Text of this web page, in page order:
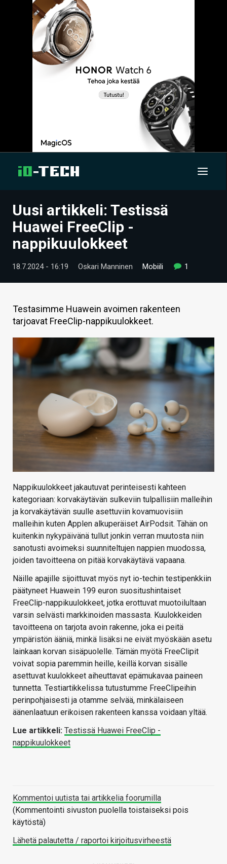
UUTISET
ARTIKKELIT
VIDEOT
TECHBBS
TIETOA
HINTA.FI
VAIHDA TEEMA
HAKU
Uusi artikkeli: Testissä
Huawei FreeClip -
nappikuulokkeet
18.7.2024 - 16:19 Oskari Manninen Mobiili 1
Testasimme Huawein avoimen rakenteen
tarjoavat FreeClip-nappikuulokkeet.
Nappikuulokkeet jakautuvat perinteisesti kahteen
kategoriaan: korvakäytävän sulkeviin tulpallisiin malleihin
ja korvakäytävän suulle asettuviin kovamuovisiin
malleihin kuten Applen alkuperäiset AirPodsit. Tähän on
kuitenkin nykypäivänä tullut jonkin verran muutosta niin
sanotusti avoimeksi suunniteltujen nappien muodossa,
joiden tavoitteena on pitää korvakäytävä vapaana.
Näille apajille sijoittuvat myös nyt io-techin testipenkkiin
päätyneet Huawein 199 euron suositushintaiset
FreeClip-nappikuulokkeet, jotka erottuvat muotoilultaan
varsin selvästi markkinoiden massasta. Kuulokkeiden
tavoitteena on tarjota avoin rakenne, joka ei peitä
ympäristön ääniä, minkä lisäksi ne eivät myöskään asetu
lainkaan korvan sisäpuolelle. Tämän myötä FreeClipit
voivat sopia paremmin heille, keillä korvan sisälle
asettuvat kuulokkeet aiheuttavat epämukavaa paineen
tunnetta. Testiartikkelissa tutustumme FreeClipeihin
perinpohjaisesti ja otamme selvää, minkälaiseen
äänenlaatuun erikoisen rakenteen kanssa voidaan yltää.
Lue artikkeli: Testissä Huawei FreeClip -
nappikuulokkeet
Kommentoi uutista tai artikkelia foorumilla
(Kommentointi sivuston puolella toistaiseksi pois
käytöstä)
Lähetä palautetta / raportoi kirjoitusvirheestä